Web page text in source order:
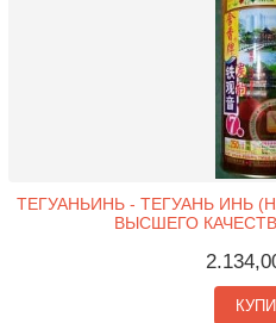
ТЕГУАНЬИНЬ - ТЕГУАНЬ ИНЬ
ВЫСШЕГО